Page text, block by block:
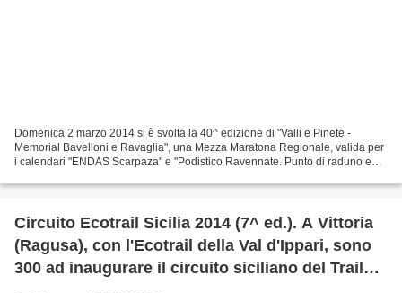
Domenica 2 marzo 2014 si è svolta la 40^ edizione di "Valli e Pinete -
Memorial Bavelloni e Ravaglia", una Mezza Maratona Regionale, valida per
i calendari "ENDAS Scarpaza" e "Podistico Ravennate. Punto di raduno e
Circuito Ecotrail Sicilia 2014 (7^ ed.). A Vittoria
(Ragusa), con l'Ecotrail della Val d'Ippari, sono
300 ad inaugurare il circuito siciliano del Trail